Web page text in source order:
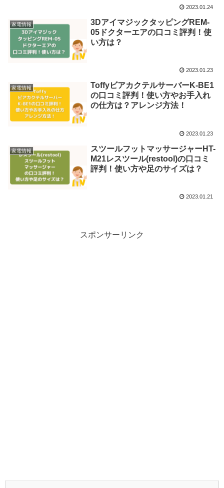
2023.01.24
家電情報
3DアイマジックタッピングREM-
05ドクターエアの口コミ評判！使
い方は？
2023.01.23
家電情報
ToffyビアカクテルサーバーK-BE1
の口コミ評判！使い方やお手入れ
の仕方は？アレンジ方法！
2023.01.23
家電情報
スツールフットマッサージャーHT-
M21レスツール(restool)の口コミ
評判！使い方や足のサイズは？
2023.01.21
スポンサーリンク